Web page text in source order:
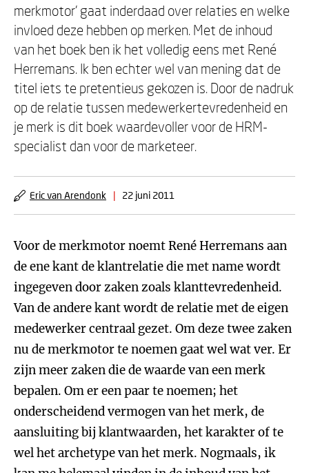
merkmotor' gaat inderdaad over relaties en welke
invloed deze hebben op merken. Met de inhoud
van het boek ben ik het volledig eens met René
Herremans. Ik ben echter wel van mening dat de
titel iets te pretentieus gekozen is. Door de nadruk
op de relatie tussen medewerkertevredenheid en
je merk is dit boek waardevoller voor de HRM-
specialist dan voor de marketeer.
Eric van Arendonk | 22 juni 2011
Voor de merkmotor noemt René Herremans aan
de ene kant de klantrelatie die met name wordt
ingegeven door zaken zoals klanttevredenheid.
Van de andere kant wordt de relatie met de eigen
medewerker centraal gezet. Om deze twee zaken
nu de merkmotor te noemen gaat wel wat ver. Er
zijn meer zaken die de waarde van een merk
bepalen. Om er een paar te noemen; het
onderscheidend vermogen van het merk, de
aansluiting bij klantwaarden, het karakter of te
wel het archetype van het merk. Nogmaals, ik